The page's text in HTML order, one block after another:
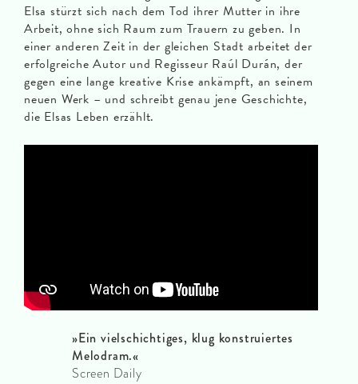
Elsa stürzt sich nach dem Tod ihrer Mutter in ihre
Arbeit, ohne sich Raum zum Trauern zu geben. In
einer anderen Zeit in der gleichen Stadt arbeitet der
erfolgreiche Autor und Regisseur Raúl Durán, der
gegen eine lange kreative Krise ankämpft, an seinem
neuen Werk – und schreibt genau jene Geschichte,
die Elsas Leben erzählt.
»Ein vielschichtiges, klug konstruiertes
Melodram.«
Screen Daily